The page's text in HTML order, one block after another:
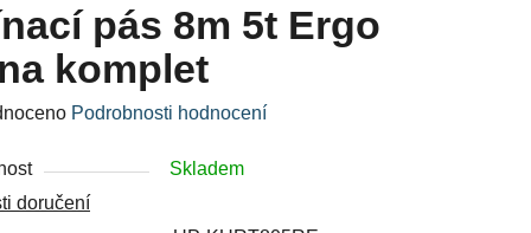
pás 8m 5t Ergo
komplet
Podrobnosti hodnocení
Skladem
doručení